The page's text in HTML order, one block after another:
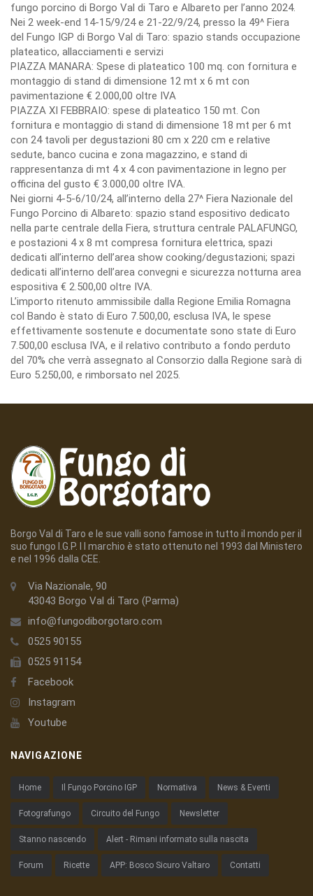
fungo porcino di Borgo Val di Taro e Albareto per l’anno 2024.
Nei 2 week-end 14-15/9/24 e 21-22/9/24, presso la 49^ Fiera
del Fungo IGP di Borgo Val di Taro: spazio stands occupazione
plateatico, allacciamenti e servizi
PIAZZA MANARA: Spese di plateatico 100 mq. con fornitura e
montaggio di stand di dimensione 12 mt x 6 mt con
pavimentazione € 2.000,00 oltre IVA
PIAZZA XI FEBBRAIO: spese di plateatico 150 mt. Con
fornitura e montaggio di stand di dimensione 18 mt per 6 mt
con 24 tavoli per degustazioni 80 cm x 220 cm e relative
sedute, banco cucina e zona magazzino, e stand di
rappresentanza di mt 4 x 4 con pavimentazione in legno per
officina del gusto € 3.000,00 oltre IVA.
Nei giorni 4-5-6/10/24, all’interno della 27^ Fiera Nazionale del
Fungo Porcino di Albareto: spazio stand espositivo dedicato
nella parte centrale della Fiera, struttura centrale PALAFUNGO,
e postazioni 4 x 8 mt compresa fornitura elettrica, spazi
dedicati all’interno dell’area show cooking/degustazioni; spazi
dedicati all’interno dell’area convegni e sicurezza notturna area
espositiva € 2.500,00 oltre IVA.
L’importo ritenuto ammissibile dalla Regione Emilia Romagna
col Bando è stato di Euro 7.500,00, esclusa IVA, le spese
effettivamente sostenute e documentate sono state di Euro
7.500,00 esclusa IVA, e il relativo contributo a fondo perduto
del 70% che verrà assegnato al Consorzio dalla Regione sarà di
Euro 5.250,00, e rimborsato nel 2025.
Borgo Val di Taro e le sue valli sono famose in tutto il mondo per il
suo fungo I.G.P. I l marchio è stato ottenuto nel 1993 dal Ministero
e nel 1996 dalla CEE.
Via Nazionale, 90
43043 Borgo Val di Taro (Parma)
info@fungodiborgotaro.com
0525 90155
0525 91154
Facebook
Instagram
Youtube
NAVIGAZIONE
Home Il Fungo Porcino IGP Normativa News & Eventi
Fotografungo Circuito del Fungo Newsletter
Stanno nascendo Alert - Rimani informato sulla nascita
Forum Ricette APP: Bosco Sicuro Valtaro Contatti